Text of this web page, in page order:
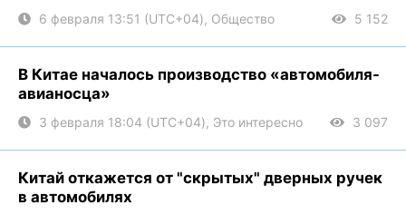
6 февраля 13:51 (UTC+04), Общество 5 152
В Китае началось производство «автомобиля-
авианосца»
3 февраля 18:04 (UTC+04), Это интересно 3 097
Китай откажется от "скрытых" дверных ручек
в автомобилях